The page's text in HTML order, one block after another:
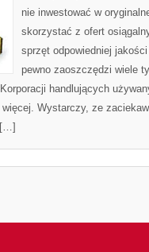
nie inwestować w
skorzystać z ofert
sprzęt odpowiedniej
pewno zaoszczędzi wiele
handlujących
Wystarczy, ze
[…]